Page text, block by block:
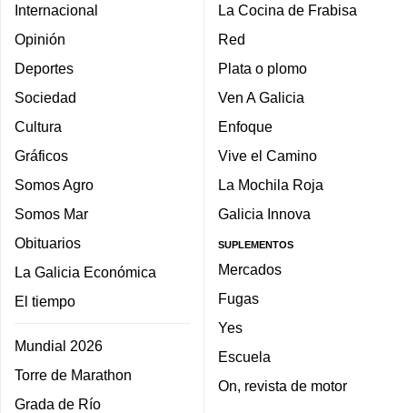
Internacional
Opinión
Deportes
Sociedad
Cultura
Gráficos
Somos Agro
Somos Mar
Obituarios
La Galicia Económica
El tiempo
Mundial 2026
Torre de Marathon
Grada de Río
La Cocina de Frabisa
Red
Plata o plomo
Ven A Galicia
Enfoque
Vive el Camino
La Mochila Roja
Galicia Innova
SUPLEMENTOS
Mercados
Fugas
Yes
Escuela
On, revista de motor